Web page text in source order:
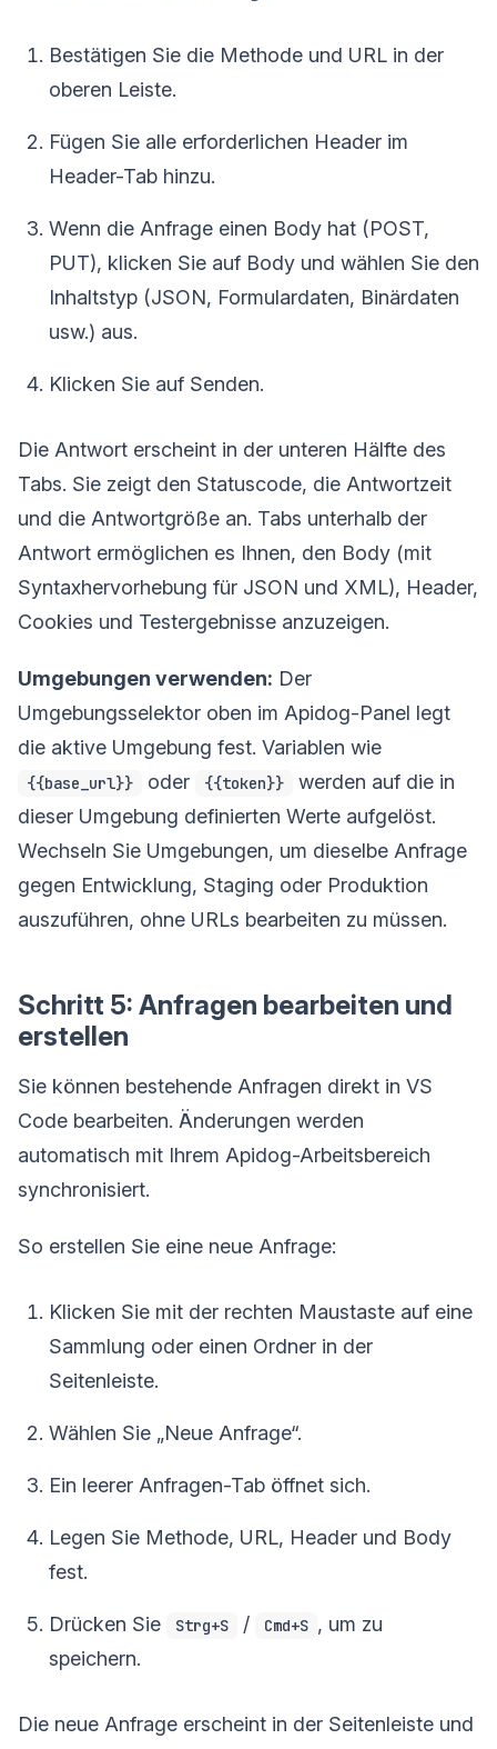
Bestätigen Sie die Methode und URL in der
oberen Leiste.
Fügen Sie alle erforderlichen Header im
Header-Tab hinzu.
Wenn die Anfrage einen Body hat (POST,
PUT), klicken Sie auf Body und wählen Sie den
Inhaltstyp (JSON, Formulardaten, Binärdaten
usw.) aus.
Klicken Sie auf Senden.
Die Antwort erscheint in der unteren Hälfte des
Tabs. Sie zeigt den Statuscode, die Antwortzeit
und die Antwortgröße an. Tabs unterhalb der
Antwort ermöglichen es Ihnen, den Body (mit
Syntaxhervorhebung für JSON und XML), Header,
Cookies und Testergebnisse anzuzeigen.
Umgebungen verwenden: Der
Umgebungsselektor oben im Apidog-Panel legt
die aktive Umgebung fest. Variablen wie
{{base_url}} oder {{token}}
werden auf die in
dieser Umgebung definierten Werte aufgelöst.
Wechseln Sie Umgebungen, um dieselbe Anfrage
gegen Entwicklung, Staging oder Produktion
auszuführen, ohne URLs bearbeiten zu müssen.
Schritt 5: Anfragen bearbeiten und
erstellen
Sie können bestehende Anfragen direkt in VS
Code bearbeiten. Änderungen werden
automatisch mit Ihrem Apidog-Arbeitsbereich
synchronisiert.
So erstellen Sie eine neue Anfrage:
Klicken Sie mit der rechten Maustaste auf eine
Sammlung oder einen Ordner in der
Seitenleiste.
Wählen Sie „Neue Anfrage“.
Ein leerer Anfragen-Tab öffnet sich.
Legen Sie Methode, URL, Header und Body
fest.
Drücken Sie Strg+S / Cmd+S , um zu
speichern.
Die neue Anfrage erscheint in der Seitenleiste und